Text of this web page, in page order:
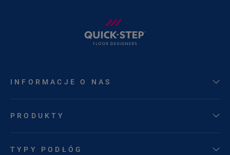
INFORMACJE O NAS
PRODUKTY
TYPY PODŁÓG